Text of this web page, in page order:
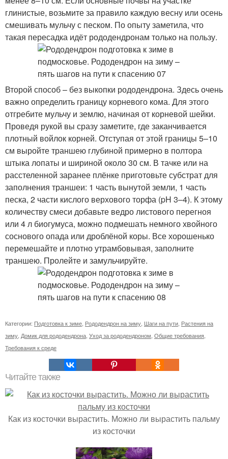
глинистые, возьмите за правило каждую весну или осень
смешивать мульчу с песком. По опыту заметила, что
такая пересадка идёт рододендронам только на пользу.
Второй способ – без выкопки рододендрона. Здесь очень
важно определить границу корневого кома. Для этого
отгребите мульчу и землю, начиная от корневой шейки.
Проведя рукой вы сразу заметите, где заканчивается
плотный войлок корней. Отступая от этой границы 5–10
см выройте траншею глубиной примерно в полтора
штыка лопаты и шириной около 30 см. В тачке или на
расстеленной заранее плёнке приготовьте субстрат для
заполнения траншеи: 1 часть вынутой земли, 1 часть
песка, 2 части кислого верхового торфа (pH 3–4). К этому
количеству смеси добавьте ведро листового перегноя
или 4 л биогумуса, можно подмешать немного хвойного
соснового опада или дроблёной коры. Все хорошенько
перемешайте и плотно утрамбовывая, заполните
траншею. Пролейте и замульчируйте.
Категории: Подготовка к зиме Рододендрон на зиму Шаги на пути Растения на
зиму Домик для рододендрона Уход за рододендроном Общие требования
Требования к среде
Читайте также
Как из косточки вырастить. Можно ли вырастить пальму
из косточки